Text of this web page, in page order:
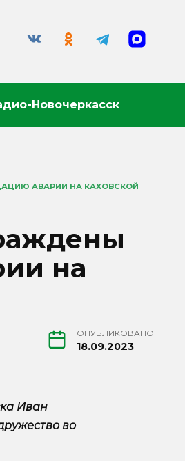
Новочеркасск
АВАРИИ НА КАХОВСКОЙ
на
ОПУБЛИКОВАНО
18.09.2023
Иван
во